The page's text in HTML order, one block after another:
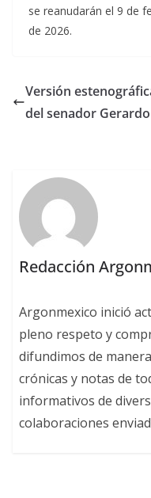
se reanudarán el 9 de
de 2026.
Versión
del senador
Redacción
Argonmexico inició
pleno respeto y
difundimos de
crónicas y notas de
informativos de
colaboraciones